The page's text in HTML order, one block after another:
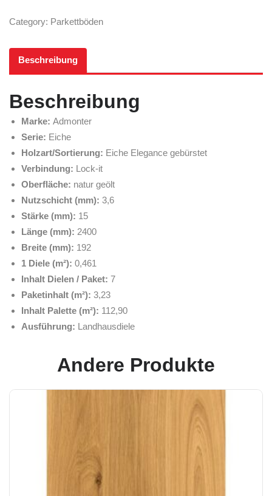
Category: Parkettböden
Beschreibung
Beschreibung
Marke: Admonter
Serie: Eiche
Holzart/Sortierung: Eiche Elegance gebürstet
Verbindung: Lock-it
Oberfläche: natur geölt
Nutzschicht (mm): 3,6
Stärke (mm): 15
Länge (mm): 2400
Breite (mm): 192
1 Diele (m²): 0,461
Inhalt Dielen / Paket: 7
Paketinhalt (m²): 3,23
Inhalt Palette (m²): 112,90
Ausführung: Landhausdiele
Andere Produkte